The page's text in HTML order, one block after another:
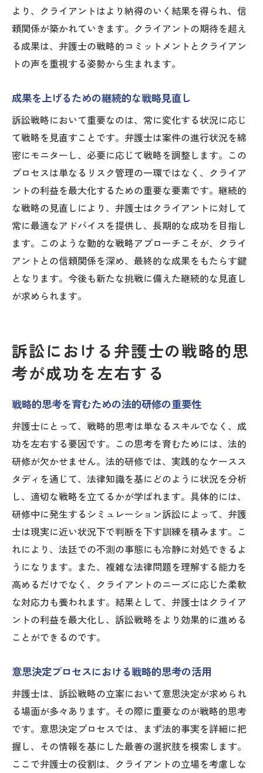
より、クライアントはより納得のいく結果を得られ、信
頼関係が築かれていきます。クライアントの期待を超え
る成果は、弁護士の戦略的コミットメントとクライアン
トの声を重視する姿勢から生まれます。
成果を上げるための継続的な戦略見直し
訴訟戦略において重要なのは、常に変化する状況に応じ
て戦略を見直すことです。弁護士は案件の進行状況を綿
密にモニターし、必要に応じて戦略を調整します。この
プロセスは単なるリスク管理の一環ではなく、クライア
ントの利益を最大化するための重要な要素です。継続的
な戦略の見直しにより、弁護士はクライアントに対して
常に最適なアドバイスを提供し、長期的な成功を目指し
ます。このような動的な戦略アプローチこそが、クライ
アントとの信頼関係を深め、最終的な成果をもたらす鍵
となります。今後も新たな挑戦に備えた継続的な見直し
が求められます。
訴訟における弁護士の戦略的思
考が成功を左右する
戦略的思考を育むための法的研修の重要性
弁護士にとって、戦略的思考は単なるスキルでなく、成
功を左右する要因です。この思考を育むためには、法的
研修が欠かせません。法的研修では、実践的なケースス
タディを通じて、法律知識を基にどのように状況を分析
し、適切な戦略を立てるかが学ばれます。具体的には、
研修中に発生するシミュレーション訴訟によって、弁護
士は現実に近い状況下で判断を下す訓練を積みます。こ
れにより、法廷での不測の事態にも冷静に対処できるよ
うになります。また、複雑な法律問題を理解する能力を
高めるだけでなく、クライアントのニーズに応じた柔軟
な対応力も養われます。結果として、弁護士はクライア
ントの利益を最大化し、訴訟戦略をより効果的に進める
ことができるのです。
意思決定プロセスにおける戦略的思考の活用
弁護士は、訴訟戦略の立案において意思決定が求められ
る場面が多々あります。その際に重要なのが戦略的思考
です。意思決定プロセスでは、まず法的事実を詳細に把
握し、その情報を基にした最善の選択肢を模索します。
ここで弁護士の役割は、クライアントの立場を考慮しな